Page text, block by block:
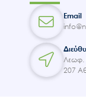
Email
Λεωφ.
207